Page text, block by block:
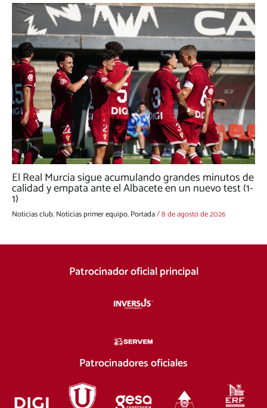
El Real Murcia sigue acumulando grandes minutos de
calidad y empata ante el Albacete en un nuevo test (1-
1)
Noticias club,Noticias primer equipo,Portada/8 de agosto de 2026
Patrocinador oficial principal
Patrocinadores oficiales